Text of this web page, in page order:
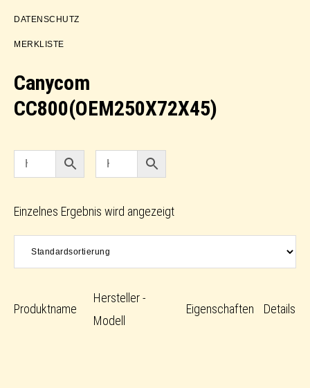
DATENSCHUTZ
MERKLISTE
Canycom
CC800(OEM250X72X45)
Einzelnes Ergebnis wird angezeigt
Produktname
Hersteller -
Modell
Eigenschaften Details